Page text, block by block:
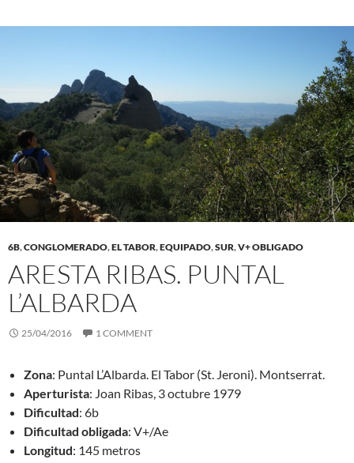
6B,CONGLOMERADO,EL TABOR,EQUIPADO,SUR,V+ OBLIGADO
ARESTA RIBAS. PUNTAL
L’ALBARDA
25/04/2016 1 COMMENT
Zona: Puntal L’Albarda. El Tabor (St. Jeroni). Montserrat.
Aperturista: Joan Ribas, 3 octubre 1979
Dificultad: 6b
Dificultad obligada: V+/Ae
Longitud: 145 metros